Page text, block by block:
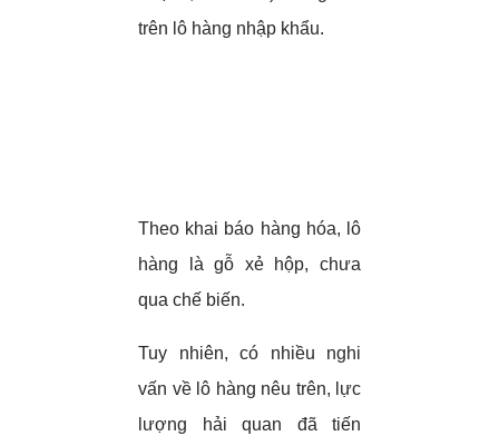
trên lô hàng nhập khẩu.
Theo khai báo hàng hóa, lô
hàng là gỗ xẻ hộp, chưa
qua chế biến.
Tuy nhiên, có nhiều nghi
vấn về lô hàng nêu trên, lực
lượng hải quan đã tiến